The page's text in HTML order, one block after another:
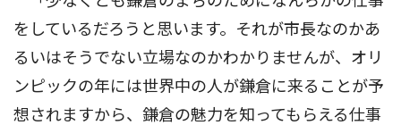
をしているだろうと思います。それが市長なのかあ
るいはそうでない立場なのかわかりませんが、オリ
ンピックの年には世界中の人が鎌倉に来ることが予
想されますから、鎌倉の魅力を知ってもらえる仕事